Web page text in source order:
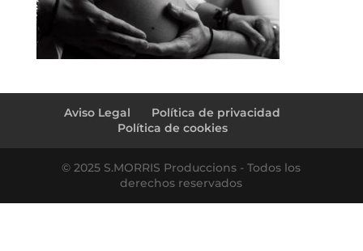
Aviso Legal
Política de privacidad
Política de cookies
© 2025 S.MORRIS Produccions - Todos los
derechos reservados